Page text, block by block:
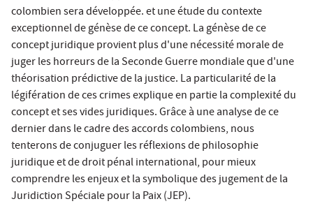
colombien sera développée. et une étude du contexte
exceptionnel de génèse de ce concept. La génèse de ce
concept juridique provient plus d'une nécessité morale de
juger les horreurs de la Seconde Guerre mondiale que d'une
théorisation prédictive de la justice. La particularité de la
légifération de ces crimes explique en partie la complexité du
concept et ses vides juridiques. Grâce à une analyse de ce
dernier dans le cadre des accords colombiens, nous
tenterons de conjuguer les réflexions de philosophie
juridique et de droit pénal international, pour mieux
comprendre les enjeux et la symbolique des jugement de la
Juridiction Spéciale pour la Paix (JEP).